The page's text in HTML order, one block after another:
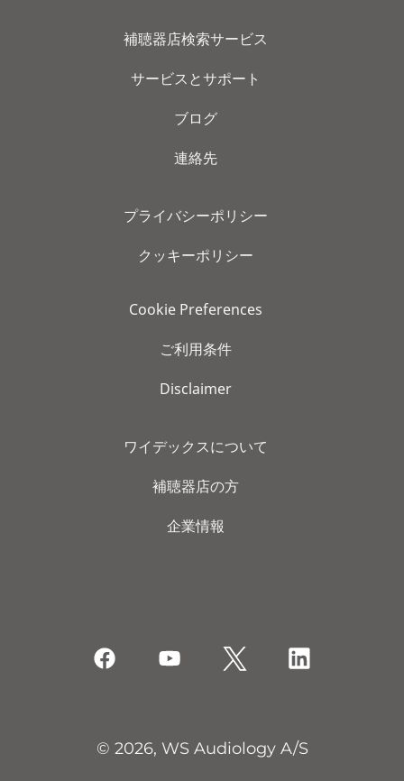
補聴器店検索サービス
サービスとサポート
ブログ
連絡先
プライバシーポリシー
クッキーポリシー
Cookie Preferences
ご利用条件
Disclaimer
ワイデックスについて
補聴器店の方
企業情報
© 2026, WS Audiology A/S